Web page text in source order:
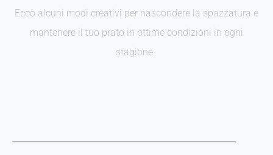
Ecco alcuni modi creativi per nascondere la spazzatura e
mantenere il tuo prato in ottime condizioni in ogni
stagione.